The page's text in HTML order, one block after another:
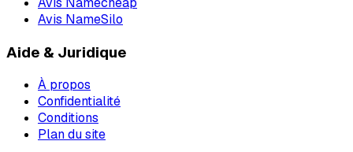
Avis NameSilo
Aide & Juridique
À propos
Confidentialité
Conditions
Plan du site